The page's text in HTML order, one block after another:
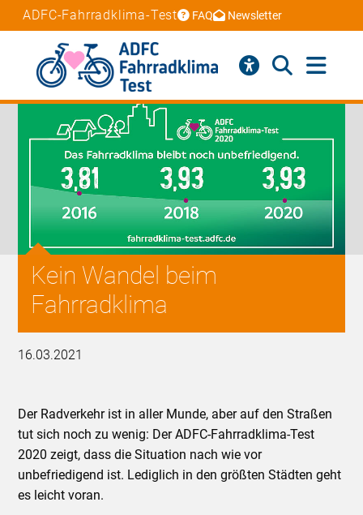
ADFC-Fahrradklima-Test FAQ Newsletter
Kein Wandel beim
Fahrradklima
16.03.2021
Der Radverkehr ist in aller Munde, aber auf den Straßen
tut sich noch zu wenig: Der ADFC-Fahrradklima-Test
2020 zeigt, dass die Situation nach wie vor
unbefriedigend ist. Lediglich in den größten Städten geht
es leicht voran.